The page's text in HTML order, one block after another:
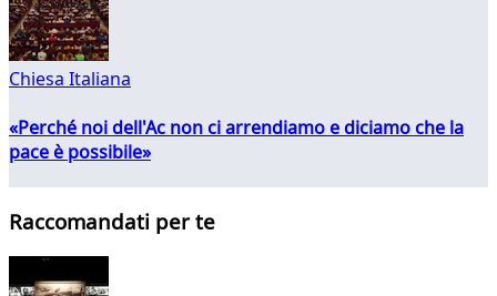
Chiesa Italiana
«Perché noi dell'Ac non ci arrendiamo e diciamo che la
pace è possibile»
Raccomandati per te